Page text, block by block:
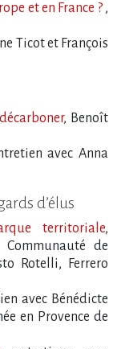
et en France ? ,
Ticot et François
, Benoît
avec Anna
d​‌’élus
territoriale,
de
Rotelli, Ferrero
avec Bénédicte
en Provence de